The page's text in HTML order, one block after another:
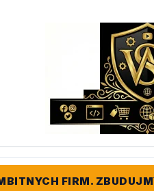
FIRM.